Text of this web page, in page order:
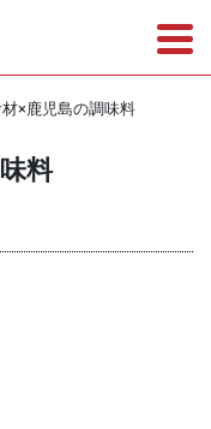
×鹿児島の調味料
料